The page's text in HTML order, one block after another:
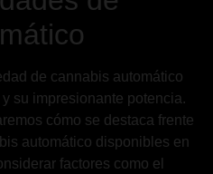
de cannabis automático
su impresionante potencia.
cómo se destaca frente
automático disponibles en
factores como el